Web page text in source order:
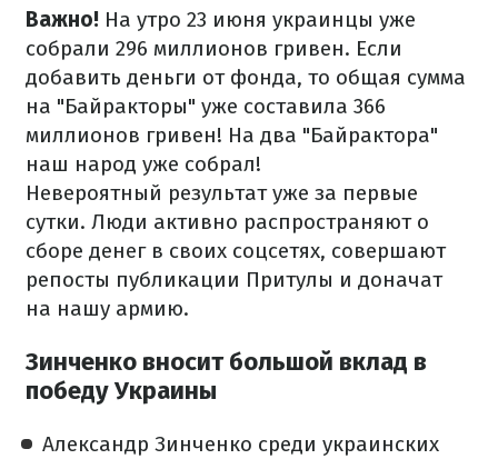
Важно! На утро 23 июня украинцы уже
собрали 296 миллионов гривен. Если
добавить деньги от фонда, то общая сумма
на "Байракторы" уже составила 366
миллионов гривен! На два "Байрактора"
наш народ уже собрал!
Невероятный результат уже за первые
сутки. Люди активно распространяют о
сборе денег в своих соцсетях, совершают
репосты публикации Притулы и доначат
на нашу армию.
Зинченко вносит большой вклад в
победу Украины
Александр Зинченко среди украинских